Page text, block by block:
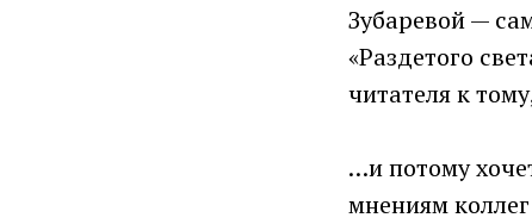
Зубаревой —
«Раздетого
читателя к
…и потому
мнениям